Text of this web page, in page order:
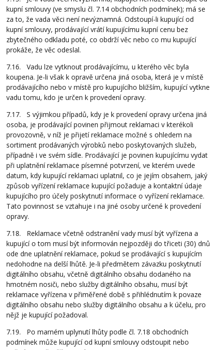
kupní smlouvy (ve smyslu čl. 7.14 obchodních podmínek); má se
za to, že vada věci není nevýznamná. Odstoupí-li kupující od
kupní smlouvy, prodávající vrátí kupujícímu kupní cenu bez
zbytečného odkladu poté, co obdrží věc nebo co mu kupující
prokáže, že věc odeslal.
7.16. Vadu lze vytknout prodávajícímu, u kterého věc byla
koupena. Je-li však k opravě určena jiná osoba, která je v místě
prodávajícího nebo v místě pro kupujícího bližším, kupující vytkne
vadu tomu, kdo je určen k provedení opravy.
7.17. S výjimkou případů, kdy je k provedení opravy určena jiná
osoba, je prodávající povinen přijmout reklamaci v kterékoli
provozovně, v níž je přijetí reklamace možné s ohledem na
sortiment prodávaných výrobků nebo poskytovaných služeb,
případně i ve svém sídle. Prodávající je povinen kupujícímu vydat
při uplatnění reklamace písemné potvrzení, ve kterém uvede
datum, kdy kupující reklamaci uplatnil, co je jejím obsahem, jaký
způsob vyřízení reklamace kupující požaduje a kontaktní údaje
kupujícího pro účely poskytnutí informace o vyřízení reklamace.
Tato povinnost se vztahuje i na jiné osoby určené k provedení
opravy.
7.18. Reklamace včetně odstranění vady musí být vyřízena a
kupující o tom musí být informován nejpozději do třiceti (30) dnů
ode dne uplatnění reklamace, pokud se prodávající s kupujícím
nedohodne na delší lhůtě. Je-li předmětem závazku poskytnutí
digitálního obsahu, včetně digitálního obsahu dodaného na
hmotném nosiči, nebo služby digitálního obsahu, musí být
reklamace vyřízena v přiměřené době s přihlédnutím k povaze
digitálního obsahu nebo služby digitálního obsahu a k účelu, pro
nějž je kupující požadoval.
7.19. Po marném uplynutí lhůty podle čl. 7.18 obchodních
podmínek může kupující od kupní smlouvy odstoupit nebo